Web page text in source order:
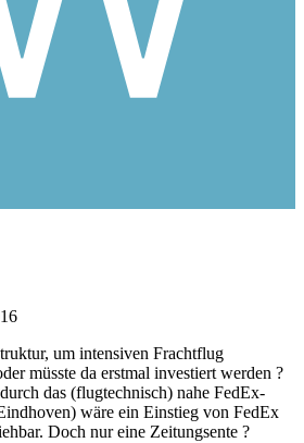
um intensiven Frachtflug
müsste da erstmal investiert werden ?
das (flugtechnisch) nahe FedEx-
wäre ein Einstieg von FedEx
Doch nur eine Zeitungsente ?